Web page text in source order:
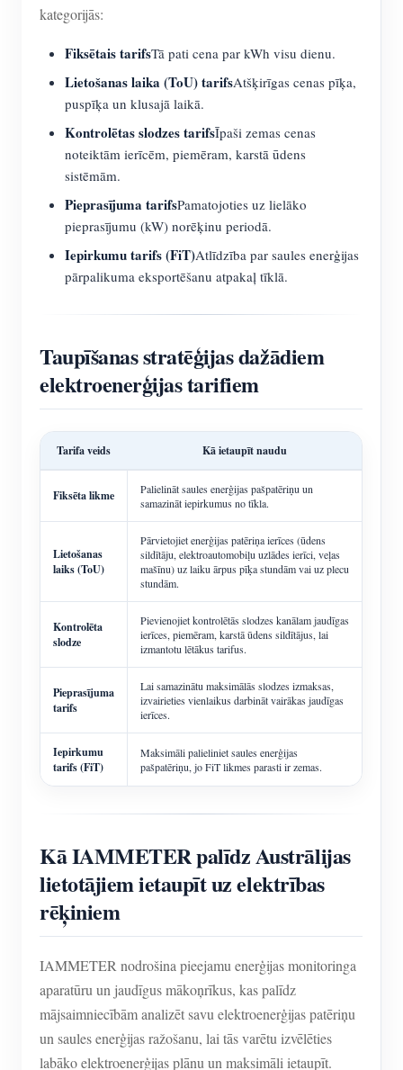
kategorijās:
Fiksētais tarifsTā pati cena par kWh visu dienu.
Lietošanas laika (ToU) tarifsAtšķirīgas cenas pīķa,
puspīķa un klusajā laikā.
Kontrolētas slodzes tarifsĪpaši zemas cenas
noteiktām ierīcēm, piemēram, karstā ūdens
sistēmām.
Pieprasījuma tarifsPamatojoties uz lielāko
pieprasījumu (kW) norēķinu periodā.
Iepirkumu tarifs (FiT)Atlīdzība par saules enerģijas
pārpalikuma eksportēšanu atpakaļ tīklā.
Taupīšanas stratēģijas dažādiem
elektroenerģijas tarifiem
Tarifa veids Kā ietaupīt naudu
Fiksēta likme
Palielināt saules enerģijas pašpatēriņu un
samazināt iepirkumus no tīkla.
Lietošanas
laiks (ToU)
Pārvietojiet enerģijas patēriņa ierīces (ūdens
sildītāju, elektroautomobiļu uzlādes ierīci, veļas
mašīnu) uz laiku ārpus pīķa stundām vai uz plecu
stundām.
Kontrolēta
slodze
Pievienojiet kontrolētās slodzes kanālam jaudīgas
ierīces, piemēram, karstā ūdens sildītājus, lai
izmantotu lētākus tarifus.
Pieprasījuma
tarifs
Lai samazinātu maksimālās slodzes izmaksas,
izvairieties vienlaikus darbināt vairākas jaudīgas
ierīces.
Iepirkumu
tarifs (FiT)
Maksimāli palieliniet saules enerģijas
pašpatēriņu, jo FiT likmes parasti ir zemas.
Kā IAMMETER palīdz Austrālijas
lietotājiem ietaupīt uz elektrības
rēķiniem
IAMMETER nodrošina pieejamu enerģijas monitoringa
aparatūru un jaudīgus mākoņrīkus, kas palīdz
mājsaimniecībām analizēt savu elektroenerģijas patēriņu
un saules enerģijas ražošanu, lai tās varētu izvēlēties
labāko elektroenerģijas plānu un maksimāli ietaupīt.